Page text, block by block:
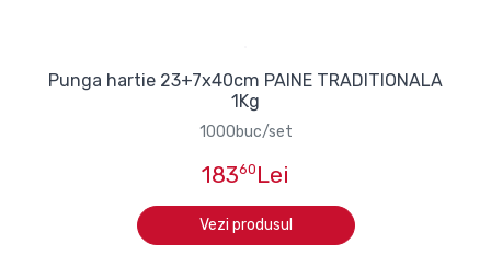
Punga hartie 23+7x40cm PAINE TRADITIONALA
1Kg
1000buc/set
18360 Lei
Vezi produsul